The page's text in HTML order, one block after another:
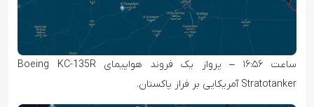
ساعت ۱۶:۵۶ – پرواز یک فروند هواپیمای Boeing KC-135R
Stratotanker آمریکایی بر فراز پاکستان.